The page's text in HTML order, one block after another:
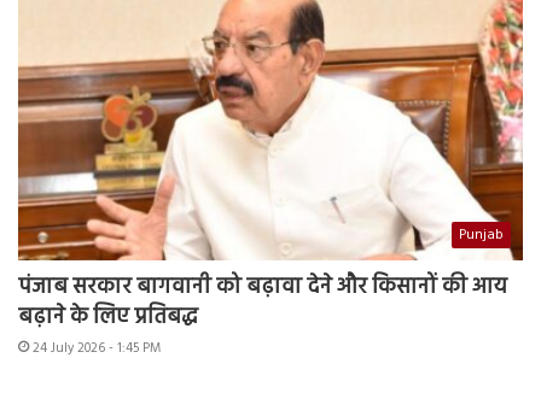
Punjab
पंजाब सरकार बागवानी को बढ़ावा देने और किसानों की आय
बढ़ाने के लिए प्रतिबद्ध
24 July 2026 - 1:45 PM